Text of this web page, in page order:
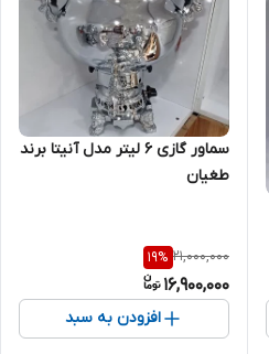
سماور گازی 6 لیتر مدل آنیتا برند
طغیان
21,000,000
19%
16,900,000
افزودن به سبد